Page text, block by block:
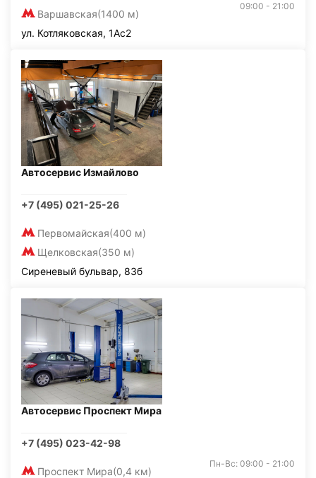
Варшавская(1400 м)
09:00 - 21:00
ул. Котляковская, 1Ас2
Автосервис Измайлово
+7 (495) 021-25-26
Первомайская(400 м)
Щелковская(350 м)
Сиреневый бульвар, 83б
Автосервис Проспект Мира
+7 (495) 023-42-98
Проспект Мира(0,4 км)
Пн-Вс: 09:00 - 21:00